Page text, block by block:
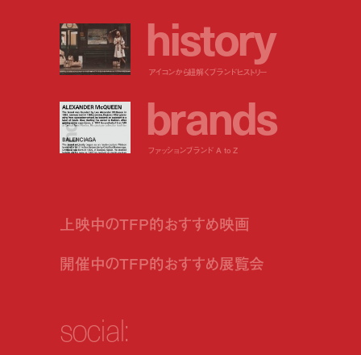
history
アイコンから紐解くブランドヒストリー
brands
ファッションブランド A to Z
上映中のTFP的おすすめ映画
開催中のTFP的おすすめ展覧会
social: